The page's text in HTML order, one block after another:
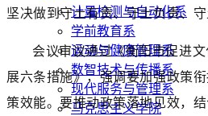
计量检测与自动化系
学前教育系
运动与健康管理系
数智技术与传播系
现代服务与管理系
马克思主义学院
坚决做到守土有责、守土负责、守
会议审议通过《衡阳市促进
展六条措施》，强调要加强政策
策效能。要推动政策落地见效，